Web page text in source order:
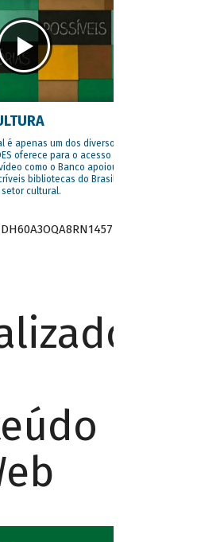
é apenas um dos diversos
oferece para o acesso à
como o Banco apoiou
bibliotecas do Brasil e
cultural.